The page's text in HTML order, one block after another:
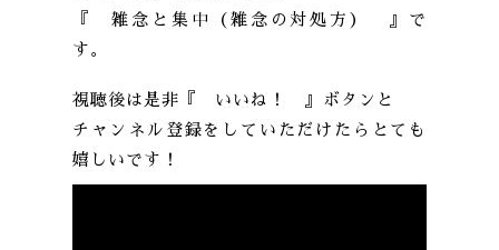
『 雑念と集中（雑念の対処方） 』で
す。
視聴後は是非『 いいね！ 』ボタンと
チャンネル登録をしていただけたらとても
嬉しいです！